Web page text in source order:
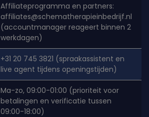
Affiliateprogramma en partners:
affiliates@schematherapieinbedrijf.nl
(accountmanager reageert binnen 2
werkdagen)
+31 20 745 3821 (spraakassistent en
live agent tijdens openingstijden)
Ma-zo, 09:00-01:00 (prioriteit voor
betalingen en verificatie tussen
09:00-18:00)